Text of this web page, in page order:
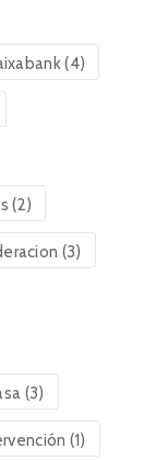
(4)
(2)
(3)
(3)
(1)